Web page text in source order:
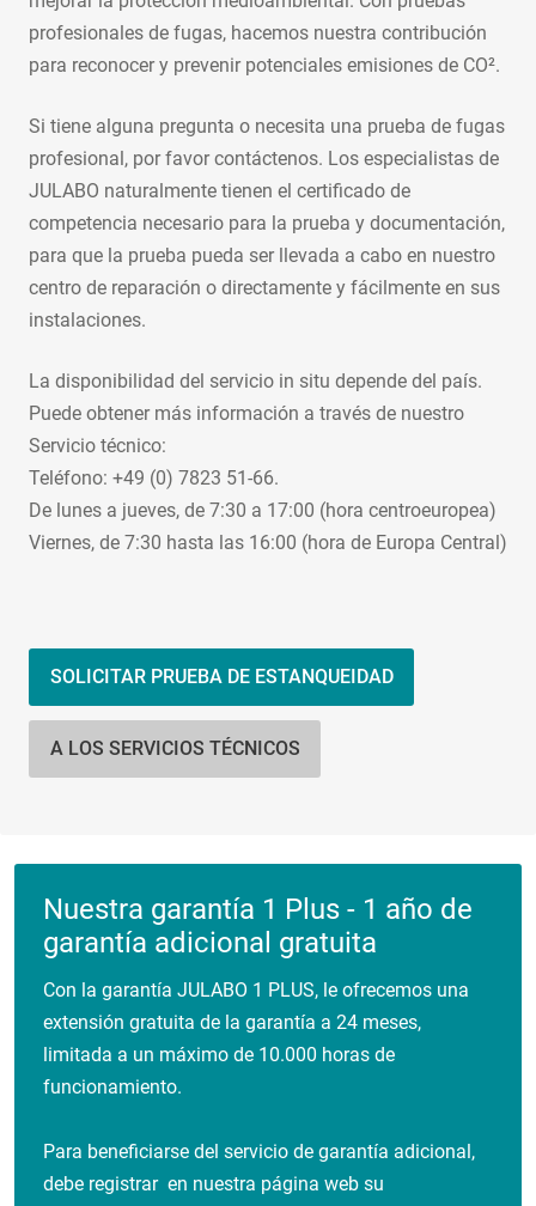
profesionales de fugas, hacemos nuestra contribución
para reconocer y prevenir potenciales emisiones de CO².
Si tiene alguna pregunta o necesita una prueba de fugas
profesional, por favor contáctenos. Los especialistas de
JULABO naturalmente tienen el certificado de
competencia necesario para la prueba y documentación,
para que la prueba pueda ser llevada a cabo en nuestro
centro de reparación o directamente y fácilmente en sus
instalaciones.
La disponibilidad del servicio in situ depende del país.
Puede obtener más información a través de nuestro
Servicio técnico:
Teléfono: +49 (0) 7823 51-66.
De lunes a jueves, de 7:30 a 17:00 (hora centroeuropea)
Viernes, de 7:30 hasta las 16:00 (hora de Europa Central)
SOLICITAR PRUEBA DE ESTANQUEIDAD
A LOS SERVICIOS TÉCNICOS
Nuestra garantía 1 Plus - 1 año de
garantía adicional gratuita
Con la garantía JULABO 1 PLUS, le ofrecemos una
extensión gratuita de la garantía a 24 meses,
limitada a un máximo de 10.000 horas de
funcionamiento.
Para beneficiarse del servicio de garantía adicional,
debe registrar en nuestra página web su